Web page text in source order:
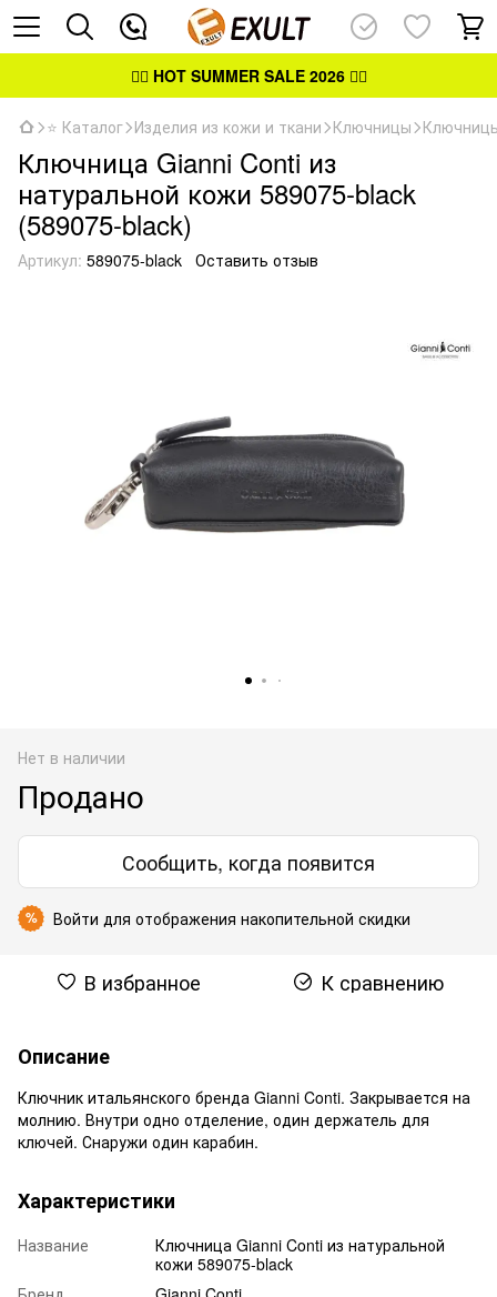
👉🏻 HOT SUMMER SALE 2026👈🏻
⭐ Каталог Изделия из кожи и ткани Ключницы
Ключница Gianni Conti из
натуральной кожи 589075-black
(589075-black)
Артикул: 589075-black Оставить отзыв
Нет в наличии
Продано
Сообщить, когда появится
% Войти для отображения накопительной скидки
В избранное К сравнению
Описание
Ключник итальянского бренда Gianni Conti. Закрывается на
молнию. Внутри одно отделение, один держатель для
ключей. Снаружи один карабин.
Характеристики
Название
Ключница Gianni Conti из натуральной
кожи 589075-black